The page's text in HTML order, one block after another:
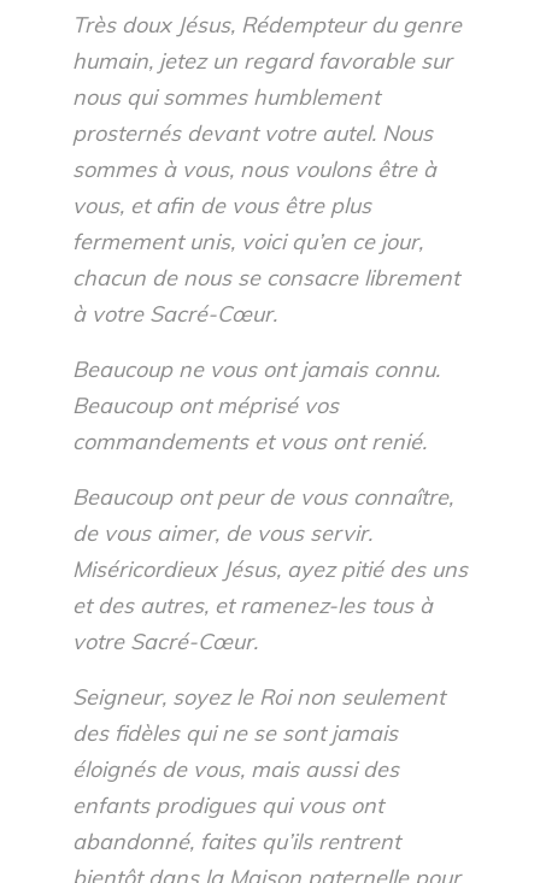
Très doux Jésus, Rédempteur du genre
humain, jetez un regard favorable sur
nous qui sommes humblement
prosternés devant votre autel. Nous
sommes à vous, nous voulons être à
vous, et afin de vous être plus
fermement unis, voici qu’en ce jour,
chacun de nous se consacre librement
à votre Sacré-Cœur.
Beaucoup ne vous ont jamais connu.
Beaucoup ont méprisé vos
commandements et vous ont renié.
Beaucoup ont peur de vous connaître,
de vous aimer, de vous servir.
Miséricordieux Jésus, ayez pitié des uns
et des autres, et ramenez-les tous à
votre Sacré-Cœur.
Seigneur, soyez le Roi non seulement
des fidèles qui ne se sont jamais
éloignés de vous, mais aussi des
enfants prodigues qui vous ont
abandonné, faites qu’ils rentrent